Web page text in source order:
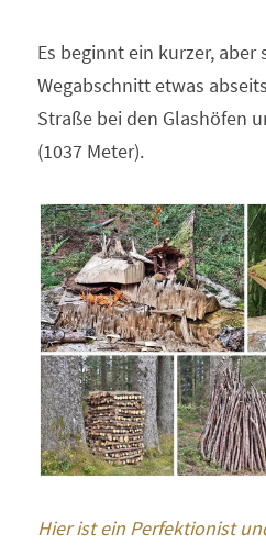
Es beginnt ein kurzer, aber
Wegabschnitt etwas
Straße bei den Glashöfen
(1037 Meter).
Hier ist ein Perfektionist